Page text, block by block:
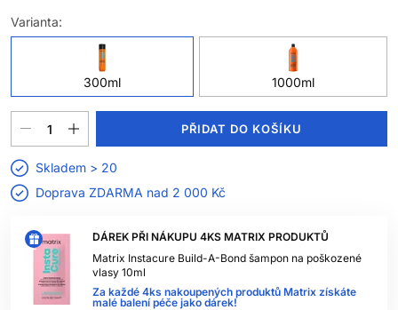
DÁREK PŘI NÁKUPU 4KS MATRIX PRODUKTŮ
Matrix Instacure Build-A-Bond šampon na poškozené
vlasy 10ml
Za každé 4ks nakoupených produktů Matrix získáte
malé balení péče jako dárek!
Varianta:
300ml 1000ml
PŘIDAT DO KOŠÍKU
Skladem > 20
Doprava ZDARMA nad 2 000 Kč